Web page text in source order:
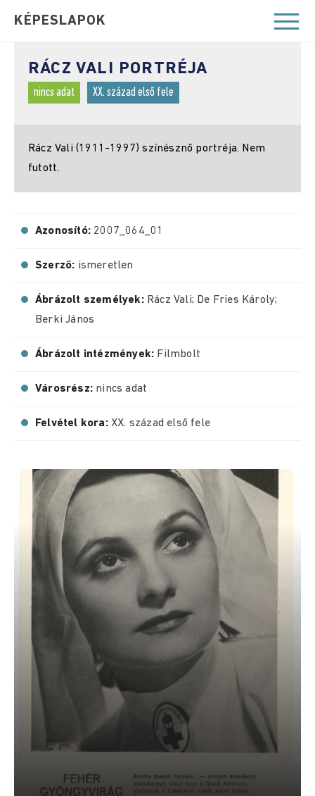
KÉPESLAPOK
RÁCZ VALI PORTRÉJA
nincs adat XX. század első fele
Rácz Vali (1911-1997) színésznő portréja. Nem
futott.
Azonosító: 2007_064_01
Szerző: ismeretlen
Ábrázolt személyek: Rácz Vali; De Fries Károly;
Berki János
Ábrázolt intézmények: Filmbolt
Városrész: nincs adat
Felvétel kora: XX. század első fele